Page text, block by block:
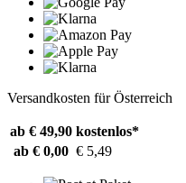
Versandkosten für Österreich
ab € 49,90 kostenlos*
ab € 0,00 € 5,49